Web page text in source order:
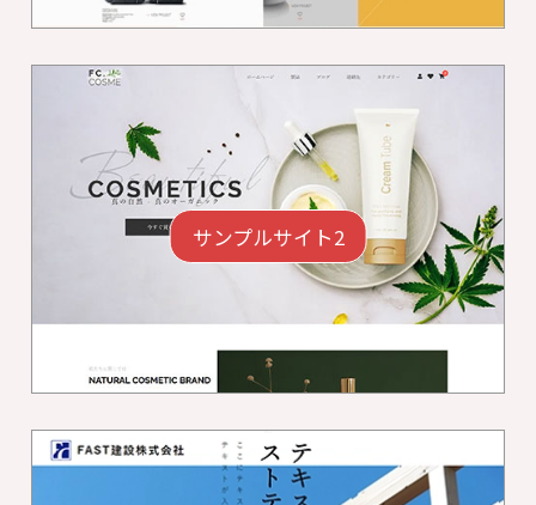
サンプルサイト2